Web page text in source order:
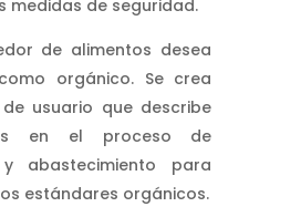
medidas de seguridad.
de alimentos desea
orgánico. Se crea
usuario que describe
en el proceso de
abastecimiento para
estándares orgánicos.